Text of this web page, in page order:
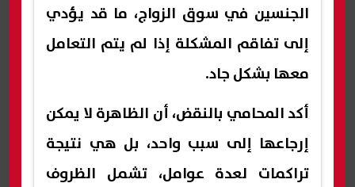
الجنسين في سوق الزواج، ما قد يؤدي
إلى تفاقم المشكلة إذا لم يتم التعامل
معها بشكل جاد.
أكد المحامي بالنقض، أن الظاهرة لا يمكن
إرجاعها إلى سبب واحد، بل هي نتيجة
تراكمات لعدة عوامل، تشمل الظروف